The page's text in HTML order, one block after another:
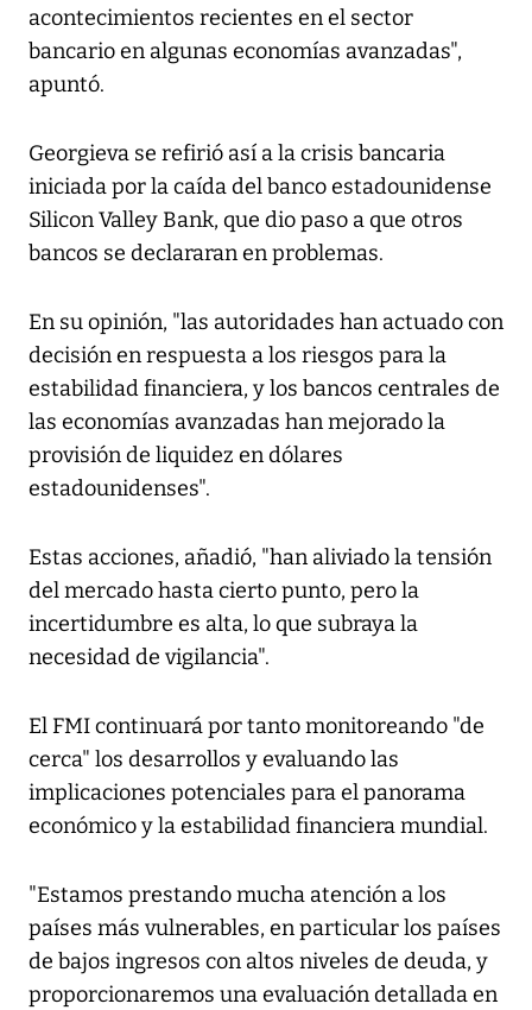
acontecimientos recientes en el sector
bancario en algunas economías avanzadas",
apuntó.
Georgieva se refirió así a la crisis bancaria
iniciada por la caída del banco estadounidense
Silicon Valley Bank, que dio paso a que otros
bancos se declararan en problemas.
En su opinión, "las autoridades han actuado con
decisión en respuesta a los riesgos para la
estabilidad financiera, y los bancos centrales de
las economías avanzadas han mejorado la
provisión de liquidez en dólares
estadounidenses".
Estas acciones, añadió, "han aliviado la tensión
del mercado hasta cierto punto, pero la
incertidumbre es alta, lo que subraya la
necesidad de vigilancia".
El FMI continuará por tanto monitoreando "de
cerca" los desarrollos y evaluando las
implicaciones potenciales para el panorama
económico y la estabilidad financiera mundial.
"Estamos prestando mucha atención a los
países más vulnerables, en particular los países
de bajos ingresos con altos niveles de deuda, y
proporcionaremos una evaluación detallada en